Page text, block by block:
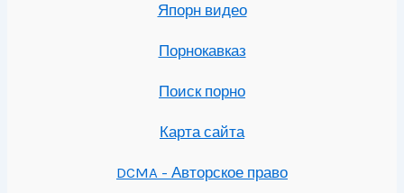
Япорн видео
Порнокавказ
Поиск порно
Карта сайта
DCMA - Авторское право